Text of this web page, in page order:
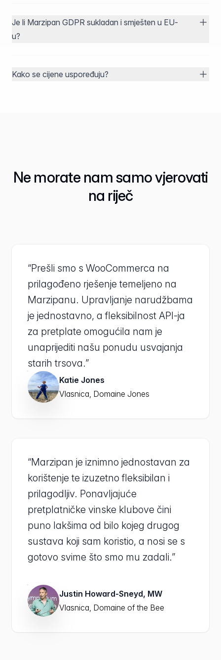
Je li Marzipan GDPR sukladan i smješten u EU-
u?
Kako se cijene uspoređuju?
Ne morate nam samo vjerovati
na riječ
“Prešli smo s WooCommerca na
prilagođeno rješenje temeljeno na
Marzipanu. Upravljanje narudžbama
je jednostavno, a fleksibilnost API-ja
za pretplate omogućila nam je
unaprijediti našu ponudu usvajanja
starih trsova.”
Katie Jones
Vlasnica, Domaine Jones
“Marzipan je iznimno jednostavan za
korištenje te izuzetno fleksibilan i
prilagodljiv. Ponavljajuće
pretplatničke vinske klubove čini
puno lakšima od bilo kojeg drugog
sustava koji sam koristio, a nosi se s
gotovo svime što smo mu zadali.”
Justin Howard-Sneyd, MW
Vlasnica, Domaine of the Bee